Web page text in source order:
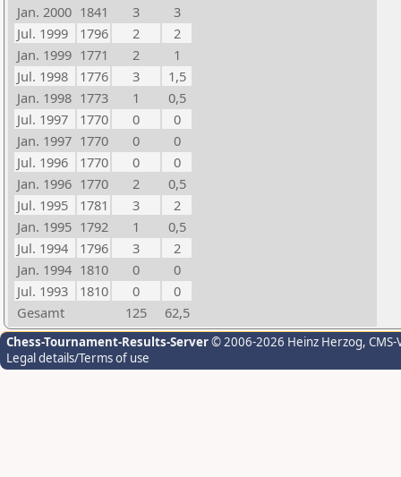
Jan. 2000 1841 3
3
Jul. 1999
1796 2
2
Jan. 1999 1771 2
1
Jul. 1998
1776 3
1,5
Jan. 1998 1773 1
0,5
Jul. 1997
1770 0
0
Jan. 1997 1770 0
0
Jul. 1996
1770 0
0
Jan. 1996 1770 2
0,5
Jul. 1995
1781 3
2
Jan. 1995 1792 1
0,5
Jul. 1994
1796 3
2
Jan. 1994 1810 0
0
Jul. 1993
1810 0
0
Gesamt
125 62,5
Chess-Tournament-Results-Server© 2006-2026 Heinz Herzog,
Legal details/Terms of use